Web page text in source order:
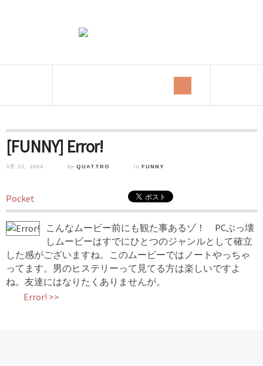
[FUNNY] Error!
3月 22, 2006 by QUATTRO in FUNNY
Pocket
こんなムービー前にも観た事あるゾ！ PCぶっ壊
しムービーはすでにひとつのジャンルとして確立
した感がございますね。このムービーではノートやっちゃ
ってます。男のヒステリーって見てる方は楽しいですよ
ね。友達にはなりたくありませんが。
Error! >>